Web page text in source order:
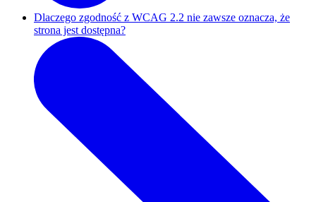
Dlaczego zgodność z WCAG 2.2 nie zawsze oznacza, że
strona jest dostępna?